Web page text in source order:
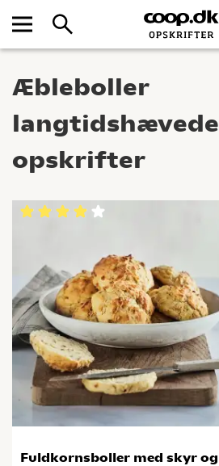
Æbleboller
langtidshævede
opskrifter
Fuldkornsboller med skyr og